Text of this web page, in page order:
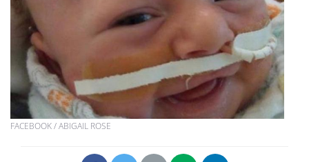
FACEBOOK / ABIGAIL ROSE